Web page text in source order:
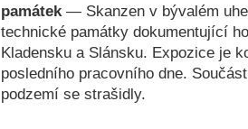
památek — Skanzen v bývalém
technické památky dokumentující
Kladensku a Slánsku. Expozice je
posledního pracovního dne.
podzemí se strašidly.